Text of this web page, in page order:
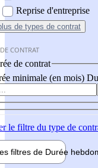
Reprise d'entreprise
de types de contrat
CONTRAT
de contrat
minimale (en mois)
le filtre du type de
filtres de Durée hebdo